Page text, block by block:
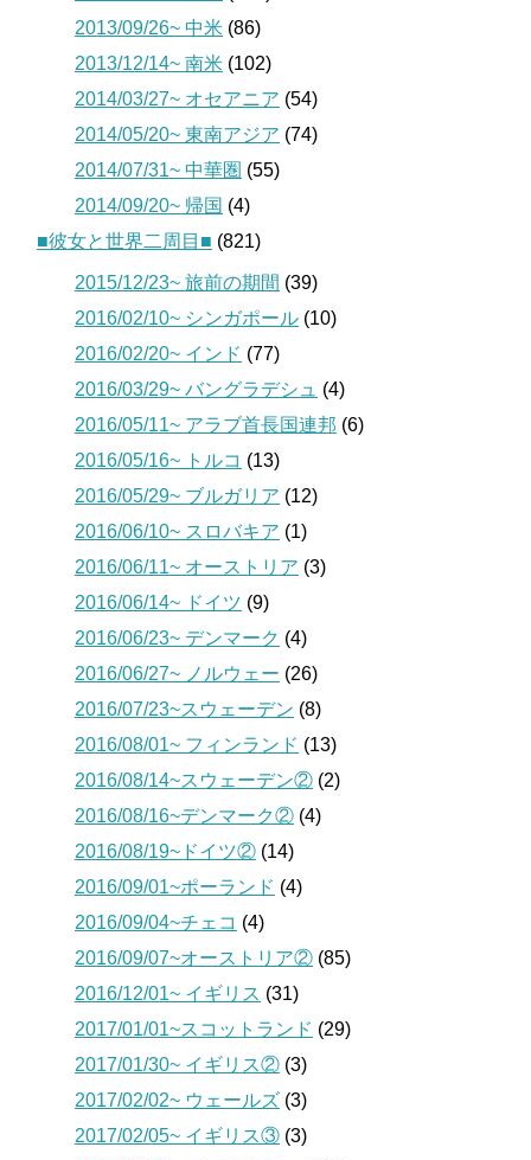
2013/09/26~ 中米 (86)
2013/12/14~ 南米 (102)
2014/03/27~ オセアニア (54)
2014/05/20~ 東南アジア (74)
2014/07/31~ 中華圏 (55)
2014/09/20~ 帰国 (4)
■彼女と世界二周目■ (821)
2015/12/23~ 旅前の期間 (39)
2016/02/10~ シンガポール (10)
2016/02/20~ インド (77)
2016/03/29~ バングラデシュ (4)
2016/05/11~ アラブ首長国連邦 (6)
2016/05/16~ トルコ (13)
2016/05/29~ ブルガリア (12)
2016/06/10~ スロバキア (1)
2016/06/11~ オーストリア (3)
2016/06/14~ ドイツ (9)
2016/06/23~ デンマーク (4)
2016/06/27~ ノルウェー (26)
2016/07/23~スウェーデン (8)
2016/08/01~ フィンランド (13)
2016/08/14~スウェーデン② (2)
2016/08/16~デンマーク② (4)
2016/08/19~ドイツ② (14)
2016/09/01~ポーランド (4)
2016/09/04~チェコ (4)
2016/09/07~オーストリア② (85)
2016/12/01~ イギリス (31)
2017/01/01~スコットランド (29)
2017/01/30~ イギリス② (3)
2017/02/02~ ウェールズ (3)
2017/02/05~ イギリス③ (3)